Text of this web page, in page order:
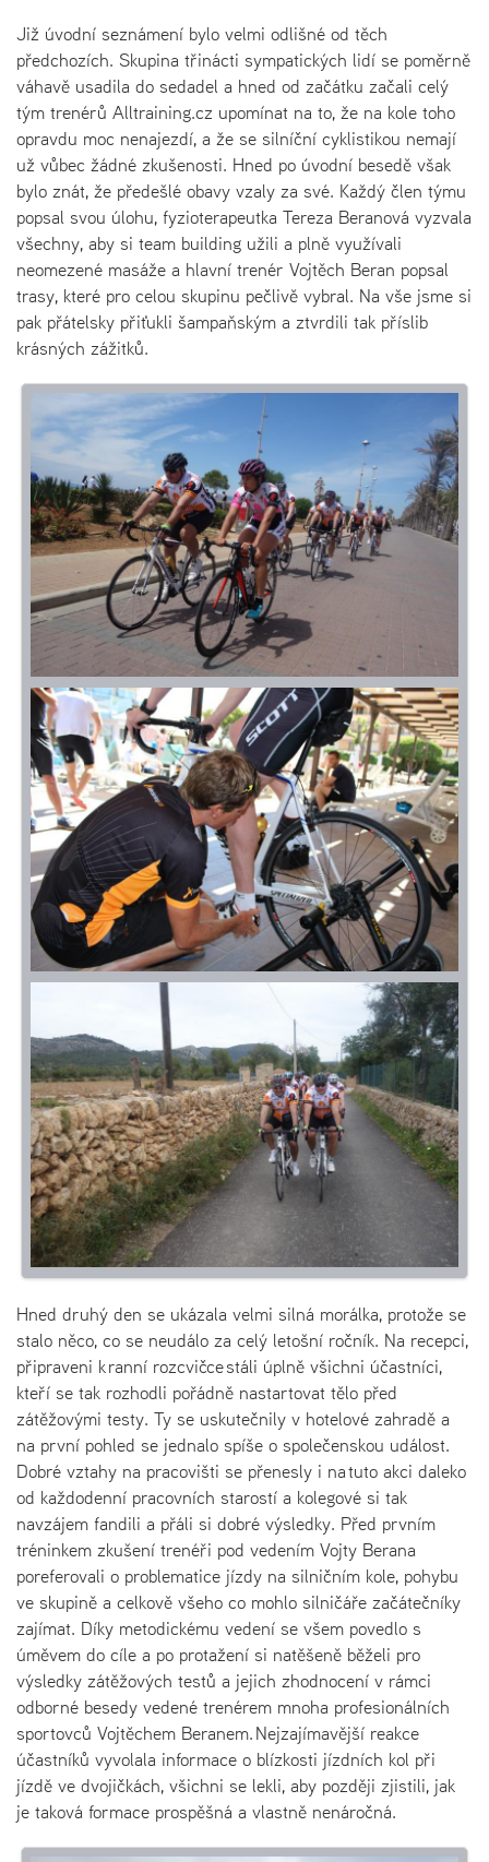
Již úvodní seznámení bylo velmi odlišné od těch
předchozích. Skupina třinácti sympatických lidí se poměrně
váhavě usadila do sedadel a hned od začátku začali celý
tým trenérů Alltraining.cz upomínat na to, že na kole toho
opravdu moc nenajezdí, a že se silníční cyklistikou nemají
už vůbec žádné zkušenosti. Hned po úvodní besedě však
bylo znát, že předešlé obavy vzaly za své. Každý člen týmu
popsal svou úlohu, fyzioterapeutka Tereza Beranová vyzvala
všechny, aby si team building užili a plně využívali
neomezené masáže a hlavní trenér Vojtěch Beran popsal
trasy, které pro celou skupinu pečlivě vybral. Na vše jsme si
pak přátelsky přiťukli šampaňským a ztvrdili tak příslib
krásných zážitků.
Hned druhý den se ukázala velmi silná morálka, protože se
stalo něco, co se neudálo za celý letošní ročník. Na recepci,
připraveni k ranní rozcvičce stáli úplně všichni účastníci,
kteří se tak rozhodli pořádně nastartovat tělo před
zátěžovými testy. Ty se uskutečnily v hotelové zahradě a
na první pohled se jednalo spíše o společenskou událost.
Dobré vztahy na pracovišti se přenesly i na tuto akci daleko
od každodenní pracovních starostí a kolegové si tak
navzájem fandili a přáli si dobré výsledky. Před prvním
tréninkem zkušení trenéři pod vedením Vojty Berana
poreferovali o problematice jízdy na silničním kole, pohybu
ve skupině a celkově všeho co mohlo silničáře začátečníky
zajímat. Díky metodickému vedení se všem povedlo s
úměvem do cíle a po protažení si natěšeně běželi pro
výsledky zátěžových testů a jejich zhodnocení v rámci
odborné besedy vedené trenérem mnoha profesionálních
sportovců Vojtěchem Beranem. Nejzajímavější reakce
účastníků vyvolala informace o blízkosti jízdních kol při
jízdě ve dvojičkách, všichni se lekli, aby později zjistili, jak
je taková formace prospěšná a vlastně nenáročná.